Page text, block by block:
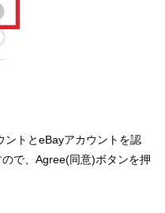
ントとeBayアカウントを認
で、Agree(同意)ボタンを押